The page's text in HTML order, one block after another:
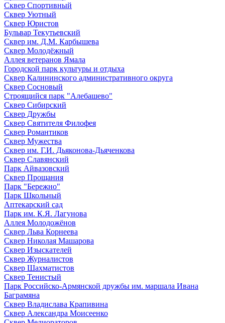
Сквер Спортивный
Сквер Уютный
Сквер Юристов
Бульвар Текутьевский
Сквер им. Д.М. Карбышева
Сквер Молодёжный
Аллея ветеранов Ямала
Городской парк культуры и отдыха
Сквер Калининского административного округа
Сквер Сосновый
Строящийся парк "Алебашево"
Сквер Сибирский
Сквер Дружбы
Сквер Святителя Филофея
Сквер Романтиков
Сквер Мужества
Сквер им. Г.И. Дьяконова-Дьяченкова
Сквер Славянский
Парк Айвазовский
Сквер Прощания
Парк "Бережно"
Парк Школьный
Аптекарский сад
Парк им. К.Я. Лагунова
Аллея Молодожёнов
Сквер Льва Корнеева
Сквер Николая Машарова
Сквер Изыскателей
Сквер Журналистов
Сквер Шахматистов
Сквер Тенистый
Парк Российско-Армянской дружбы им. маршала Ивана
Баграмяна
Сквер Владислава Крапивина
Сквер Александра Моисеенко